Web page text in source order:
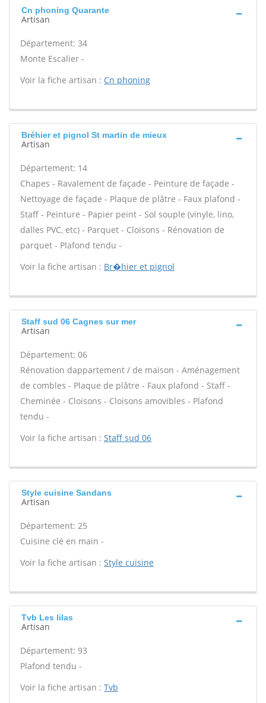
Cn phoning Quarante
Artisan
Département: 34
Monte Escalier -
Voir la fiche artisan : Cn phoning
Bréhier et pignol St martin de mieux
Artisan
Département: 14
Chapes - Ravalement de façade - Peinture de façade -
Nettoyage de façade - Plaque de plâtre - Faux plafond -
Staff - Peinture - Papier peint - Sol souple (vinyle, lino,
dalles PVC, etc) - Parquet - Cloisons - Rénovation de
parquet - Plafond tendu -
Voir la fiche artisan : Br�hier et pignol
Staff sud 06 Cagnes sur mer
Artisan
Département: 06
Rénovation dappartement / de maison - Aménagement
de combles - Plaque de plâtre - Faux plafond - Staff -
Cheminée - Cloisons - Cloisons amovibles - Plafond
tendu -
Voir la fiche artisan : Staff sud 06
Style cuisine Sandans
Artisan
Département: 25
Cuisine clé en main -
Voir la fiche artisan : Style cuisine
Tvb Les lilas
Artisan
Département: 93
Plafond tendu -
Voir la fiche artisan : Tvb